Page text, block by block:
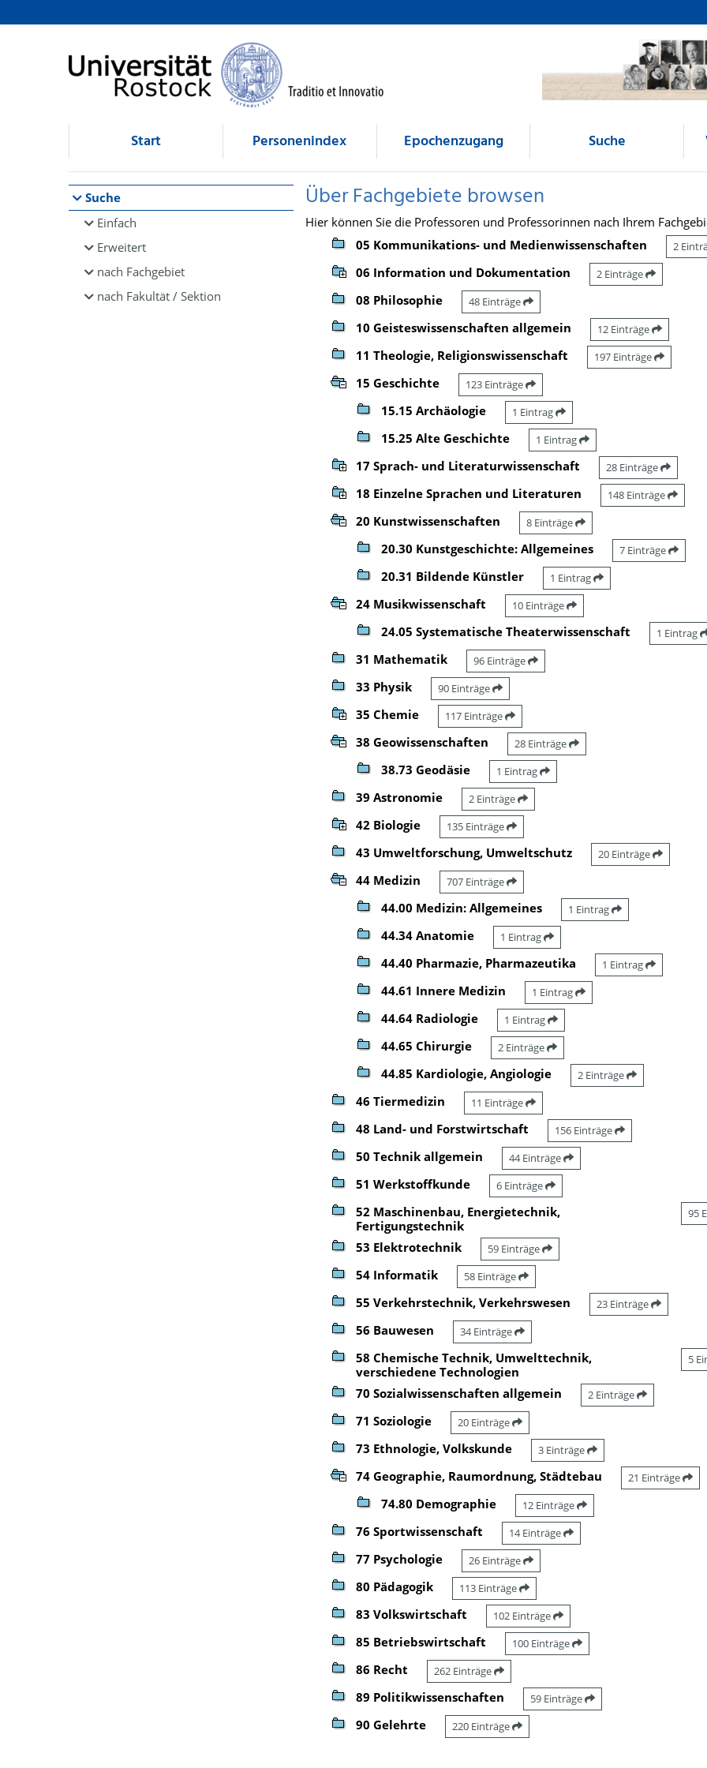
Browsen
direkt zum Inhalt
Start Personenindex Epochenzugang Suche
Suche
Einfach
Erweitert
nach Fachgebiet
nach Fakultät / Sektion
Über Fachgebiete browsen
Hier können Sie die Professoren und Professorinnen nach Ihrem
05 Kommunikations- und Medienwissenschaften
2
06 Information und Dokumentation 2 Einträge
08 Philosophie 48 Einträge
10 Geisteswissenschaften allgemein 12 Einträge
11 Theologie, Religionswissenschaft 197 Einträge
15 Geschichte 123 Einträge
15.15 Archäologie 1 Eintrag
15.25 Alte Geschichte 1 Eintrag
17 Sprach- und Literaturwissenschaft 28 Einträge
18 Einzelne Sprachen und Literaturen 148 Einträge
20 Kunstwissenschaften 8 Einträge
20.30 Kunstgeschichte: Allgemeines 7 Einträge
20.31 Bildende Künstler 1 Eintrag
24 Musikwissenschaft 10 Einträge
24.05 Systematische Theaterwissenschaft 1 Eintrag
31 Mathematik 96 Einträge
33 Physik 90 Einträge
35 Chemie 117 Einträge
38 Geowissenschaften 28 Einträge
38.73 Geodäsie 1 Eintrag
39 Astronomie 2 Einträge
42 Biologie 135 Einträge
43 Umweltforschung, Umweltschutz 20 Einträge
44 Medizin 707 Einträge
44.00 Medizin: Allgemeines 1 Eintrag
44.34 Anatomie 1 Eintrag
44.40 Pharmazie, Pharmazeutika 1 Eintrag
44.61 Innere Medizin 1 Eintrag
44.64 Radiologie 1 Eintrag
44.65 Chirurgie 2 Einträge
44.85 Kardiologie, Angiologie 2 Einträge
46 Tiermedizin 11 Einträge
48 Land- und Forstwirtschaft 156 Einträge
50 Technik allgemein 44 Einträge
51 Werkstoffkunde 6 Einträge
52 Maschinenbau, Energietechnik,
Fertigungstechnik
95
53 Elektrotechnik 59 Einträge
54 Informatik 58 Einträge
55 Verkehrstechnik, Verkehrswesen 23 Einträge
56 Bauwesen 34 Einträge
58 Chemische Technik, Umwelttechnik,
verschiedene Technologien
5
70 Sozialwissenschaften allgemein 2 Einträge
71 Soziologie 20 Einträge
73 Ethnologie, Volkskunde 3 Einträge
74 Geographie, Raumordnung, Städtebau 21 Einträge
74.80 Demographie 12 Einträge
76 Sportwissenschaft 14 Einträge
77 Psychologie 26 Einträge
80 Pädagogik 113 Einträge
83 Volkswirtschaft 102 Einträge
85 Betriebswirtschaft 100 Einträge
86 Recht 262 Einträge
89 Politikwissenschaften 59 Einträge
90 Gelehrte 220 Einträge